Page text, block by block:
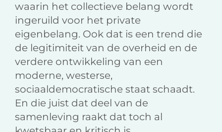
waarin het collectieve belang wordt
ingeruild voor het private
eigenbelang. Ook dat is een trend die
de legitimiteit van de overheid en de
verdere ontwikkeling van een
moderne, westerse,
sociaaldemocratische staat schaadt.
En die juist dat deel van de
samenleving raakt dat toch al